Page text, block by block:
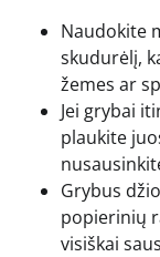
Naudokite
skudurėlį,
žemes ar
Jei grybai
plaukite
Grybus
popierinių
visiškai